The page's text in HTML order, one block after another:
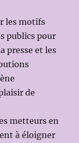
les motifs
publics pour
presse et les
de
metteurs en
à éloigner